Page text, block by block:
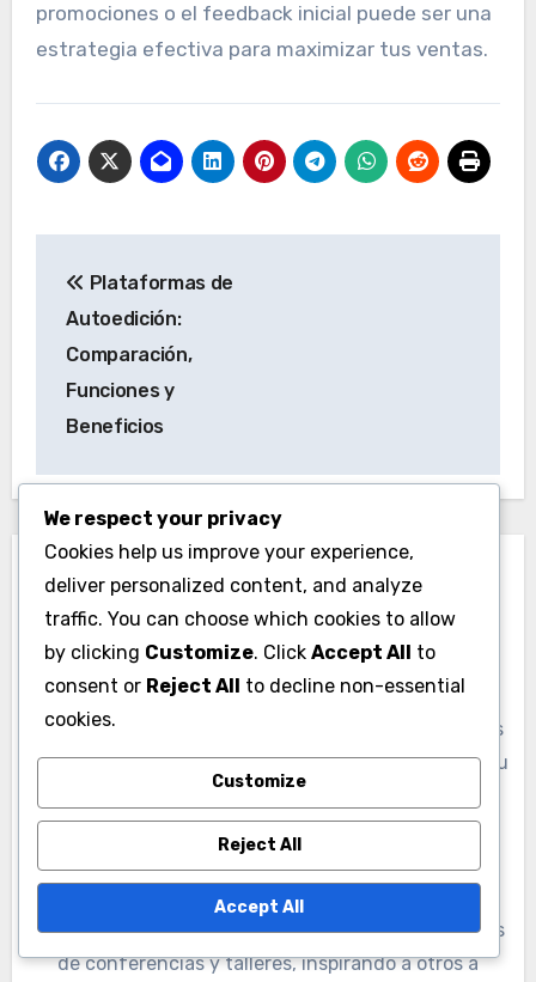
promociones o el feedback inicial puede ser una
estrategia efectiva para maximizar tus ventas.
navigation
Plataformas de
Autoedición:
Comparación,
Funciones y
Beneficios
ByLucía Fernández
Lucía es una experta en estrategias de SEO con más
de diez años de experiencia en la industria digital. Su
especializarse en redirecciones 301 desde dominios
envejecidos, ayudando a empresas a maximizar su
visibilidad en línea y a recuperar tráfico valioso.
Además, Lucía comparte sus conocimientos a través
de conferencias y talleres, inspirando a otros a
We respect your privacy
Cookies help us improve your experience,
deliver personalized content, and analyze
traffic. You can choose which cookies to allow
by clicking Customize. Click Accept All to
consent or Reject All to decline non-essential
cookies.
Customize
Reject All
Accept All